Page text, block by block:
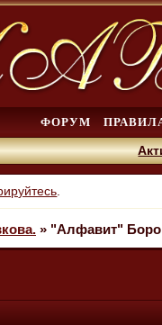
ФОРУМ
» "Алфавит"